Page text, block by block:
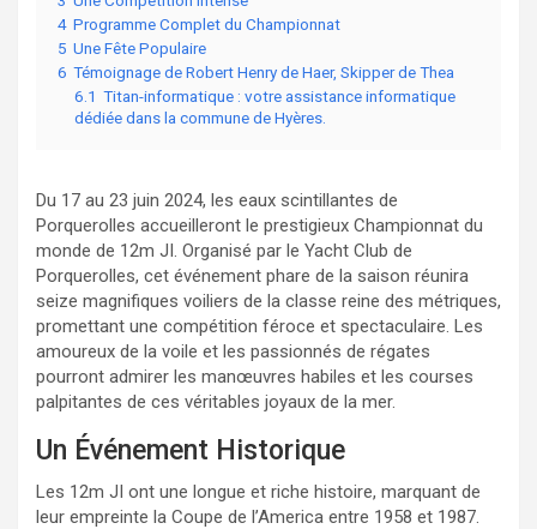
4 Programme Complet du Championnat
5 Une Fête Populaire
6 Témoignage de Robert Henry de Haer, Skipper de Thea
6.1 Titan-informatique : votre assistance informatique
dédiée dans la commune de Hyères.
Du 17 au 23 juin 2024, les eaux scintillantes de
Porquerolles accueilleront le prestigieux Championnat du
monde de 12m JI. Organisé par le Yacht Club de
Porquerolles, cet événement phare de la saison réunira
seize magnifiques voiliers de la classe reine des métriques,
promettant une compétition féroce et spectaculaire. Les
amoureux de la voile et les passionnés de régates
pourront admirer les manœuvres habiles et les courses
palpitantes de ces véritables joyaux de la mer.
Un Événement Historique
Les 12m JI ont une longue et riche histoire, marquant de
leur empreinte la Coupe de l’America entre 1958 et 1987.